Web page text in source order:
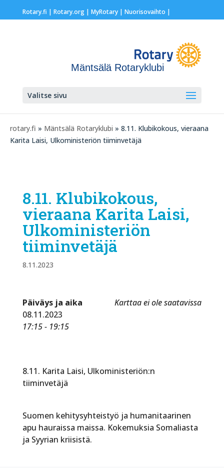
Rotary.fi | Rotary.org| MyRotary | Nuorisovaihto |
Mäntsälä Rotaryklubi
Valitse sivu
rotary.fi » Mäntsälä Rotaryklubi » 8.11. Klubikokous, vieraana
Karita Laisi, Ulkoministeriön tiiminvetäjä
8.11. Klubikokous,
vieraana Karita Laisi,
Ulkoministeriön
tiiminvetäjä
8.11.2023
Karttaa ei ole saatavissa
Päiväys ja aika
08.11.2023
17:15 - 19:15
8.11. Karita Laisi, Ulkoministeriön:n
tiiminvetäjä
Suomen kehitysyhteistyö ja humanitaarinen
apu hauraissa maissa. Kokemuksia Somaliasta
ja Syyrian kriisistä.